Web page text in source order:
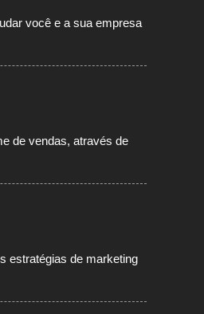
você e a sua empresa
de vendas, através de
estratégias de marketing